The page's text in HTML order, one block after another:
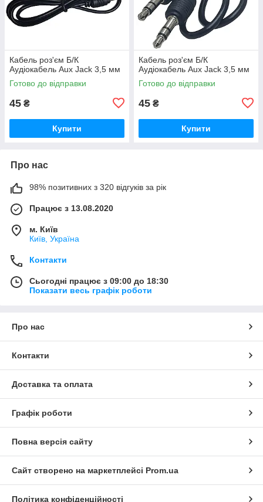
Кабель роз'єм Б/К
Аудіокабель Aux Jack 3,5 мм
Готово до відправки
45 ₴
Купити
Кабель роз'єм Б/К
Аудіокабель Aux Jack 3,5 мм
Готово до відправки
45 ₴
Купити
Про нас
98% позитивних з 320 відгуків за рік
Працює з 13.08.2020
м. Київ
Київ, Україна
Контакти
Сьогодні працює з 09:00 до 18:30
Показати весь графік роботи
Про нас
Контакти
Доставка та оплата
Графік роботи
Повна версія сайту
Сайт створено на маркетплейсі Prom.ua
Політика конфіденційності